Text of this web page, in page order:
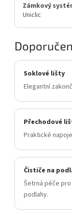
Zámkový
Uniclic
Soklové lišty
Elegantní
Přechodové
Praktické
Čističe na
Šetrná péče
podlahy.